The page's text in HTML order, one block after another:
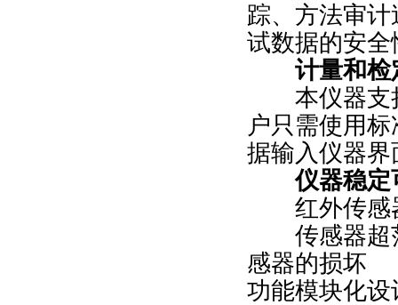
踪、方法审
试数据的安
计量和检
本仪器支持
户只需使用
据输入仪器界
仪器稳定
红外传感器
传感器超范
感器的损坏
功能模块化